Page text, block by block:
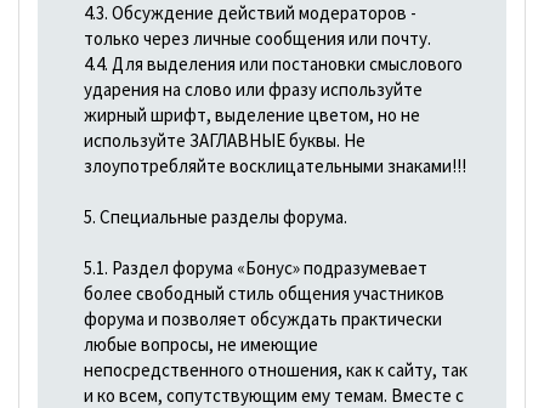
4.3. Обсуждение действий модераторов -
только через личные сообщения или почту.
4.4. Для выделения или постановки смыслового
ударения на слово или фразу используйте
жирный шрифт, выделение цветом, но не
используйте ЗАГЛАВНЫЕ буквы. Не
злоупотребляйте восклицательными знаками!!!
5. Специальные разделы форума.
5.1. Раздел форума «Бонус» подразумевает
более свободный стиль общения участников
форума и позволяет обсуждать практически
любые вопросы, не имеющие
непосредственного отношения, как к сайту, так
и ко всем, сопутствующим ему темам. Вместе с